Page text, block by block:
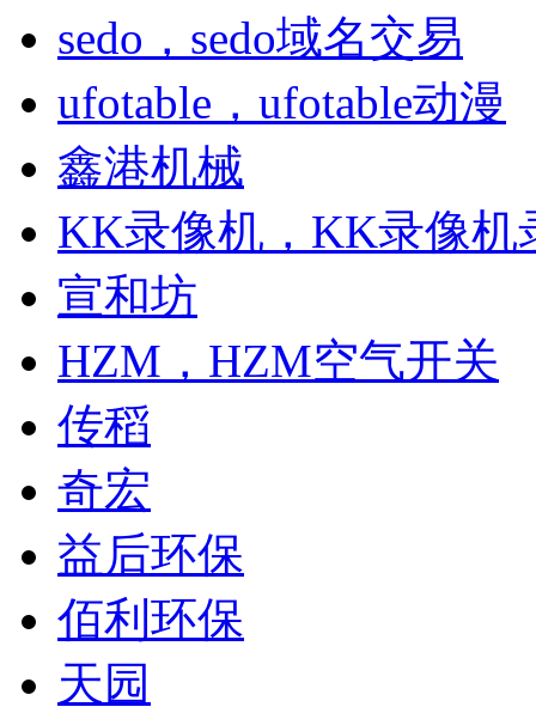
sedo，sedo域名交易
ufotable，ufotable动漫
鑫港机械
KK录像机，KK录像机
宣和坊
HZM，HZM空气开关
传稻
奇宏
益后环保
佰利环保
天园